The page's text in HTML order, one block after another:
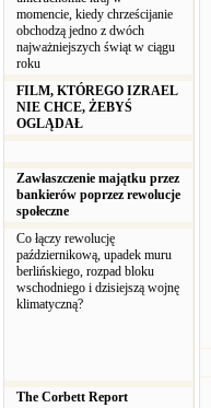
momencie, kiedy chrześcijanie
obchodzą jedno z dwóch
najważniejszych świąt w ciągu
roku
FILM, KTÓREGO IZRAEL
NIE CHCE, ŻEBYŚ
OGLĄDAŁ
Zawłaszczenie majątku przez
bankierów poprzez rewolucje
społeczne
Co łączy rewolucję
październikową, upadek muru
berlińskiego, rozpad bloku
wschodniego i dzisiejszą wojnę
klimatyczną?
The Corbett Report